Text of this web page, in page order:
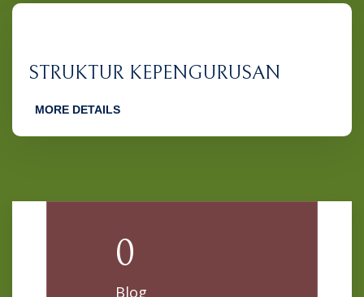
STRUKTUR KEPENGURUSAN
MORE DETAILS
0
Blog